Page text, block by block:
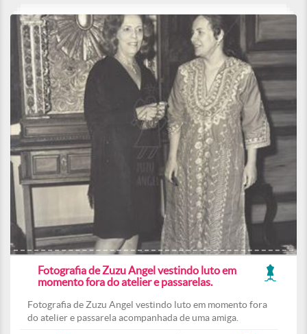
Fotografia de Zuzu Angel vestindo luto em
momento fora do atelier e passarelas.
Fotografia de Zuzu Angel vestindo luto em momento fora
do atelier e passarela acompanhada de uma amiga.